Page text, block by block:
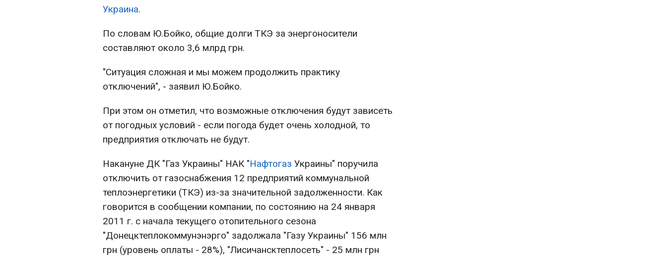
Украина.
По словам Ю.Бойко, общие долги ТКЭ за энергоносители
составляют около 3,6 млрд грн.
"Ситуация сложная и мы можем продолжить практику
отключений", - заявил Ю.Бойко.
При этом он отметил, что возможные отключения будут зависеть
от погодных условий - если погода будет очень холодной, то
предприятия отключать не будут.
Накануне ДК "Газ Украины" НАК "Нафтогаз Украины" поручила
отключить от газоснабжения 12 предприятий коммунальной
теплоэнергетики (ТКЭ) из-за значительной задолженности. Как
говорится в сообщении компании, по состоянию на 24 января
2011 г. с начала текущего отопительного сезона
"Донецктеплокоммунэнэрго" задолжала "Газу Украины" 156 млн
грн (уровень оплаты - 28%), "Лисичансктеплосеть" - 25 млн грн